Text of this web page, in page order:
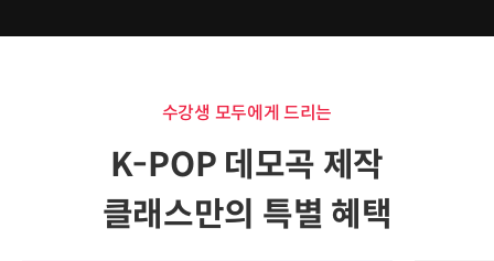
수강생 모두에게 드리는
K-POP 데모곡 제작
클래스만의 특별 혜택